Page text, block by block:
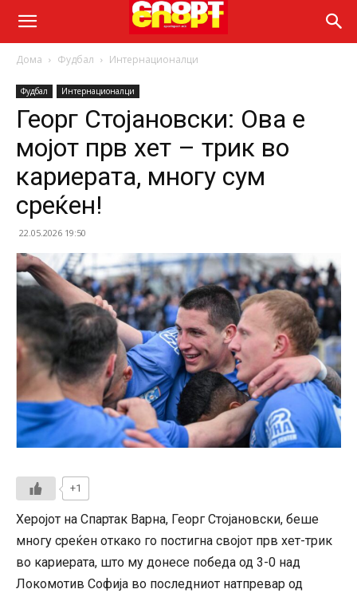
Дома Фудбал Интернационалци
Фудбал Интернационалци
Георг Стојановски: Ова е
мојот прв хет – трик во
кариерата, многу сум
среќен!
22.05.2026 19:50
+1
Херојот на Спартак Варна, Георг Стојановски, беше
многу среќен откако го постигна својот прв хет-трик
во кариерата, што му донесе победа од 3-0 над
Локомотив Софија во последниот натпревар од